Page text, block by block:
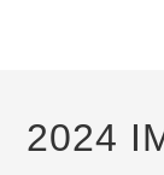
2024